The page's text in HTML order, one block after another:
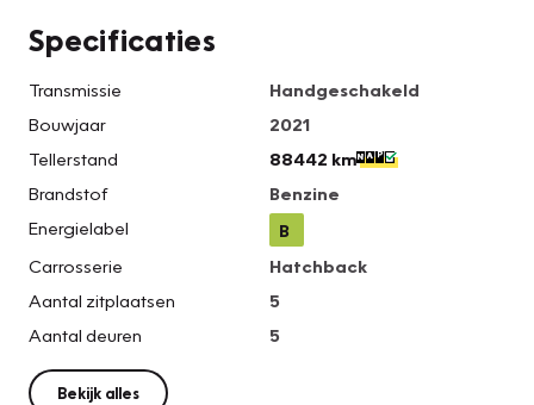
Specificaties
Transmissie
Handgeschakeld
Bouwjaar
2021
Tellerstand
88442 km
Brandstof
Benzine
Energielabel
B
Carrosserie
Hatchback
Aantal zitplaatsen
5
Aantal deuren
5
Bekijk alles